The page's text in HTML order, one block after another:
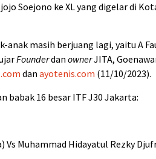
Soejono ke XL yang digelar di
anak masih berjuang lagi, yaitu A
Founderdan ownerJITA,
dan ayotenis.com (11/10/2023).
babak 16 besar ITF J30 Jakarta:
Vs Muhammad Hidayatul Rezky